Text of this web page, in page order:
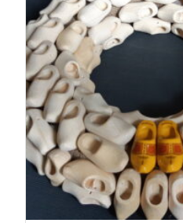
de
productpagina